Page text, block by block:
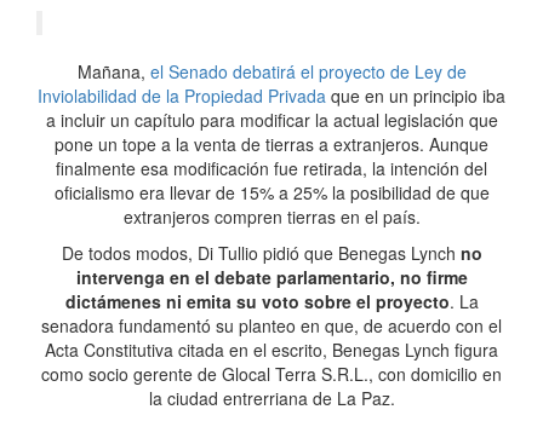
Mañana, el Senado debatirá el proyecto de Ley de
Inviolabilidad de la Propiedad Privada que en un principio iba
a incluir un capítulo para modificar la actual legislación que
pone un tope a la venta de tierras a extranjeros. Aunque
finalmente esa modificación fue retirada, la intención del
oficialismo era llevar de 15% a 25% la posibilidad de que
extranjeros compren tierras en el país.
De todos modos, Di Tullio pidió que Benegas Lynch no
intervenga en el debate parlamentario, no firme
dictámenes ni emita su voto sobre el proyecto. La
senadora fundamentó su planteo en que, de acuerdo con el
Acta Constitutiva citada en el escrito, Benegas Lynch figura
como socio gerente de Glocal Terra S.R.L., con domicilio en
la ciudad entrerriana de La Paz.